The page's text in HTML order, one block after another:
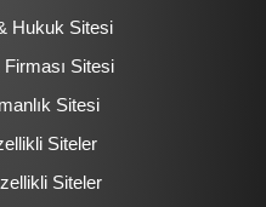
Hukuk Sitesi
Firması Sitesi
Sitesi
Siteler
Siteler